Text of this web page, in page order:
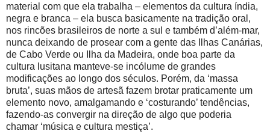
material com que ela trabalha – elementos da cultura índia,
negra e branca – ela busca basicamente na tradição oral,
nos rincões brasileiros de norte a sul e também d’além-mar,
nunca deixando de prosear com a gente das Ilhas Canárias,
de Cabo Verde ou Ilha da Madeira, onde boa parte da
cultura lusitana manteve-se incólume de grandes
modificações ao longo dos séculos. Porém, da ‘massa
bruta’, suas mãos de artesã fazem brotar praticamente um
elemento novo, amalgamando e ‘costurando’ tendências,
fazendo-as convergir na direção de algo que poderia
chamar ‘música e cultura mestiça’.